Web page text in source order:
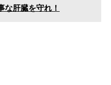
な肝臓を守れ！